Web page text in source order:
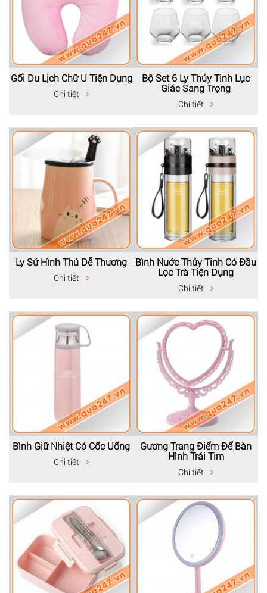
Gối Du Lịch Chữ U Tiện Dụng
Chi tiết
Bộ Set 6 Ly Thủy Tinh Lục
Giác Sang Trọng
Chi tiết
Ly Sứ Hình Thú Dễ Thương
Chi tiết
Bình Nước Thủy Tinh Có Đầu
Lọc Trà Tiện Dụng
Chi tiết
Bình Giữ Nhiệt Có Cốc Uống
Chi tiết
Gương Trang Điểm Để Bàn
Hình Trái Tim
Chi tiết